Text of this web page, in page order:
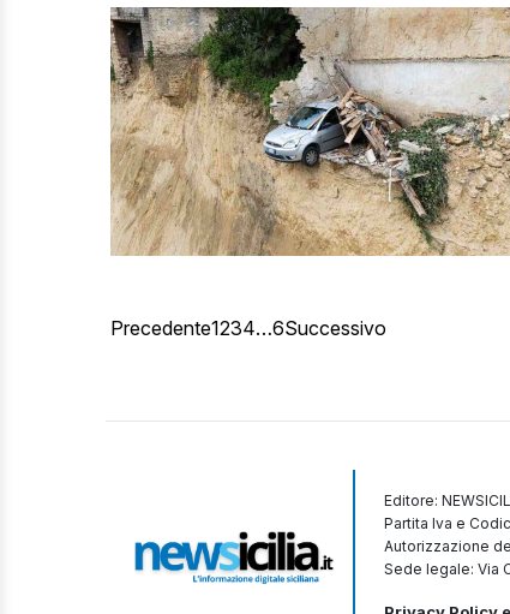
Precedente1234…6Successivo
Editore:
Partita Iva e
Autorizzazione
Sede legale: Via